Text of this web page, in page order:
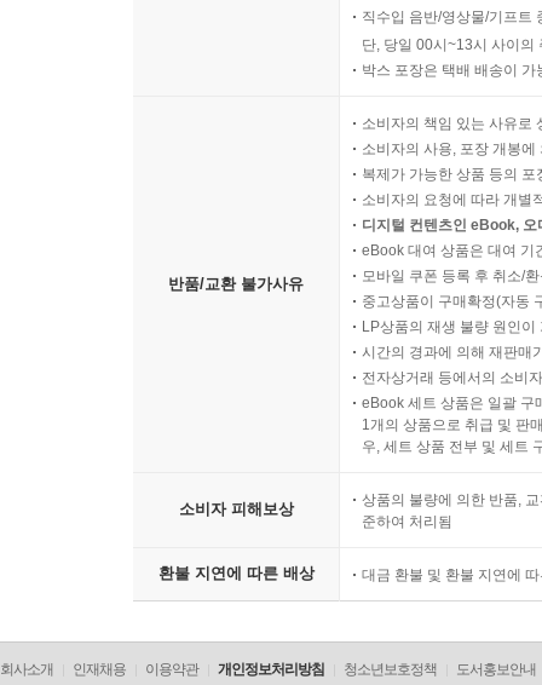
직수입 음반/영상물/기프트
단, 당일 00시~13시 사이의
박스 포장은 택배 배송이
반품/교환 불가사유
소비자의 책임 있는 사유로
소비자의 사용, 포장 개봉
복제가 가능한 상품 등의
소비자의 요청에 따라 개별
디지털 컨텐츠인 eBook,
eBook 대여 상품은 대여 기
모바일 쿠폰 등록 후 취소/
중고상품이 구매확정(자동
LP상품의 재생 불량 원인
시간의 경과에 의해 재판매
전자상거래 등에서의 소비
eBook 세트 상품은 일괄 구
1개의 상품으로 취급 및 판
우, 세트 상품 전부 및 세트
소비자 피해보상
상품의 불량에 의한 반품,
준하여 처리됨
환불 지연에 따른 배상 대금 환불 및 환불 지연에
회사소개 인재채용 이용약관 개인정보처리방침 청소년보호정책 도서홍보안내